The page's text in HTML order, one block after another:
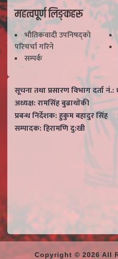
महत्वपूर्ण लिङ्कहरू
भाैतिकवादी उपनिषद्काे
परिचर्चा गरिने
सम्पर्क
सूचना तथा प्रसारण विभाग दर्ता
अध्यक्ष: रामसिंह बुढाथाेकी
प्रबन्ध निर्देशक: हुकुम बहादुर सिंह
सम्पादक: हिरामणि दु:खी
Copyright © 2026 All